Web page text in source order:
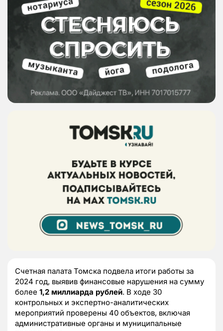
Счетная палата Томска подвела итоги работы за
2024 год, выявив финансовые нарушения на сумму
более 1,2 миллиарда рублей. В ходе 30
контрольных и экспертно-аналитических
мероприятий проверены 40 объектов, включая
административные органы и муниципальные